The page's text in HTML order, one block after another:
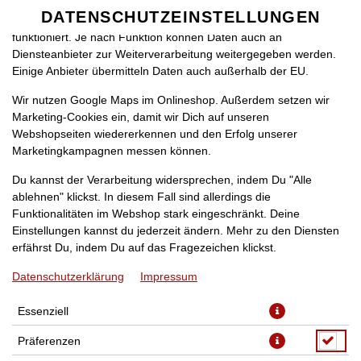
DE
SPRACHE ÄNDERN
(16K) PIZZA MALIK
DATENSCHUTZEINSTELLUNGEN
benötigt, damit bei Deinem Besuch unseres Webshops auch alles
funktioniert. Je nach Funktion können Daten auch an
Diensteanbieter zur Weiterverarbeitung weitergegeben werden.
Einige Anbieter übermitteln Daten auch außerhalb der EU.
Wir nutzen Google Maps im Onlineshop. Außerdem setzen wir
Marketing-Cookies ein, damit wir Dich auf unseren
Webshopseiten wiedererkennen und den Erfolg unserer
Marketingkampagnen messen können.
Du kannst der Verarbeitung widersprechen, indem Du "Alle
ablehnen" klickst. In diesem Fall sind allerdings die
Funktionalitäten im Webshop stark eingeschränkt. Deine
Einstellungen kannst du jederzeit ändern. Mehr zu den Diensten
erfährst Du, indem Du auf das Fragezeichen klickst.
Datenschutzerklärung Impressum
Essenziell
Präferenzen